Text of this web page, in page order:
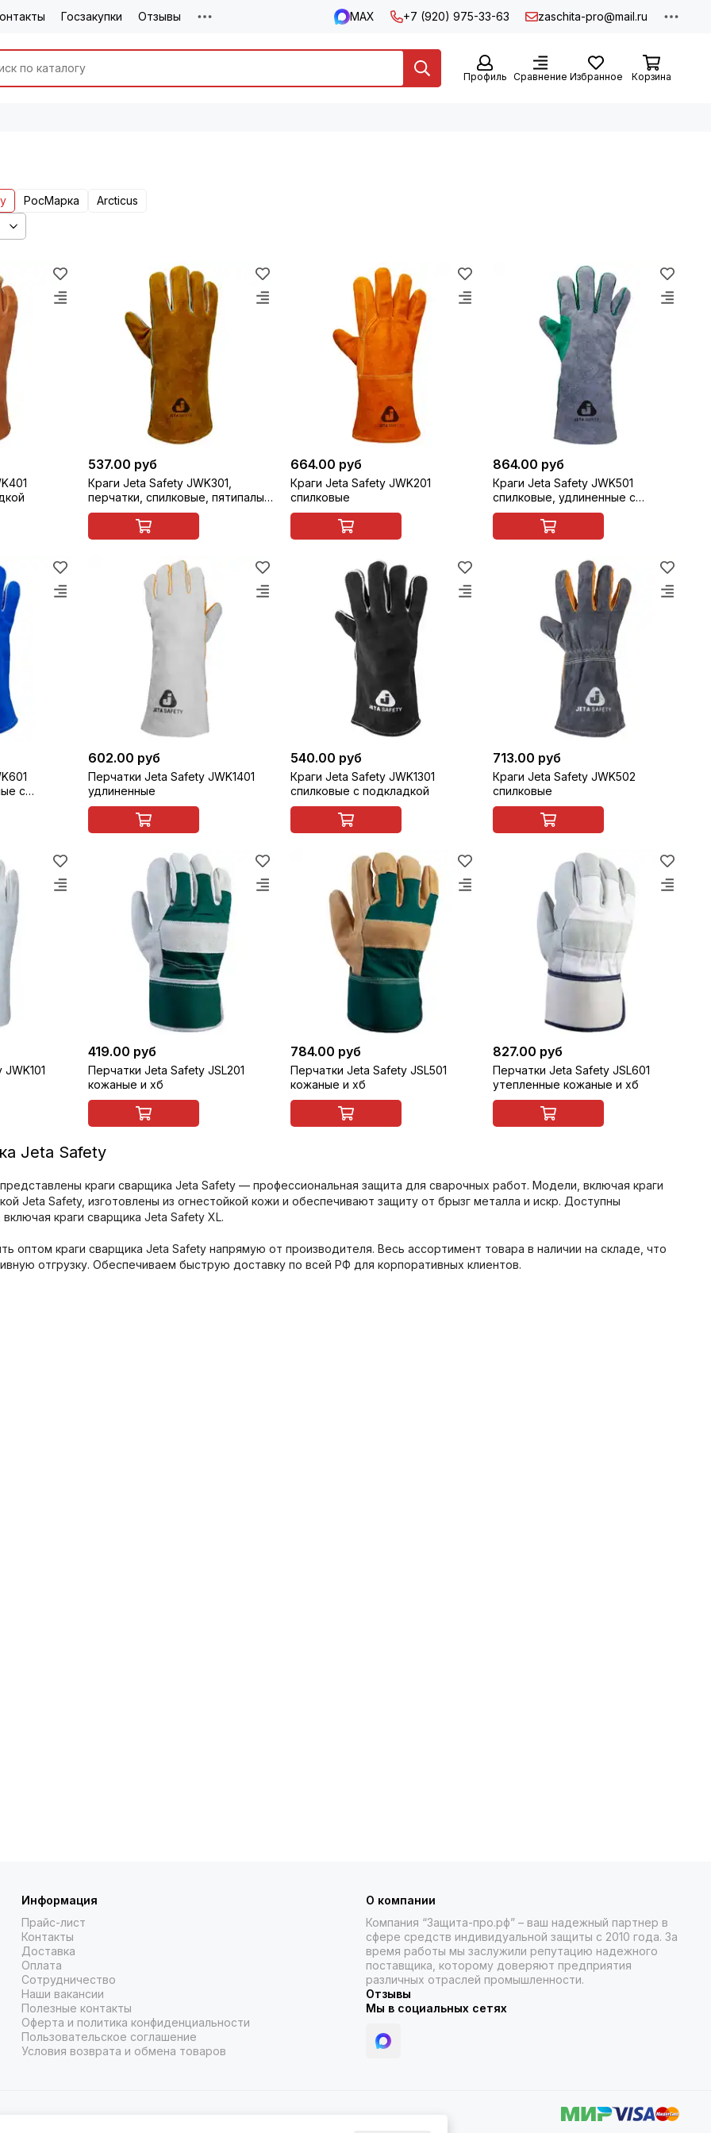
Госзакупки Отзывы MAX +7 (920) 975-33-63 zaschita-pro@mail.ru
Профиль Сравнение Избранное Корзина
РосМарка Arcticus
537.00 руб
Краги Jeta Safety JWK301,
перчатки, спилковые, пятипалые
(аналог Jamboo 7.422)
664.00 руб
Краги Jeta Safety JWK201
спилковые
864.00 руб
Краги Jeta Safety JWK501
спилковые, удлиненные с
подкладкой
с
602.00 руб
Перчатки Jeta Safety JWK1401
удлиненные
540.00 руб
Краги Jeta Safety JWK1301
спилковые с подкладкой
713.00 руб
Краги Jeta Safety JWK502
спилковые
419.00 руб
Перчатки Jeta Safety JSL201
кожаные и хб
784.00 руб
Перчатки Jeta Safety JSL501
кожаные и хб
827.00 руб
Перчатки Jeta Safety JSL601
утепленные кожаные и хб
Jeta Safety
краги сварщика Jeta Safety — профессиональная защита для сварочных работ. Модели, включая краги
Jeta Safety, изготовлены из огнестойкой кожи и обеспечивают защиту от брызг металла и искр. Доступны
краги сварщика Jeta Safety XL.
оптом краги сварщика Jeta Safety напрямую от производителя. Весь ассортимент товара в наличии на складе, что
отгрузку. Обеспечиваем быструю доставку по всей РФ для корпоративных клиентов.
Информация
Прайс-лист
Контакты
Доставка
Оплата
Сотрудничество
Наши вакансии
Полезные контакты
Оферта и политика конфиденциальности
Пользовательское соглашение
Условия возврата и обмена товаров
О компании
Компания “Защита-про.рф” – ваш надежный партнер в
сфере средств индивидуальной защиты с 2010 года. За
время работы мы заслужили репутацию надежного
поставщика, которому доверяют предприятия
различных отраслей промышленности.
Отзывы
Мы в социальных сетях